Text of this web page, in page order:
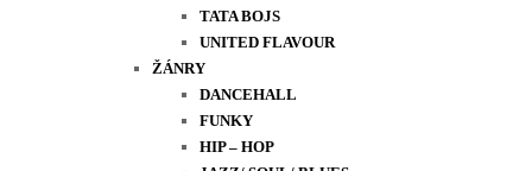
TATA BOJS
UNITED FLAVOUR
ŽÁNRY
DANCEHALL
FUNKY
HIP – HOP